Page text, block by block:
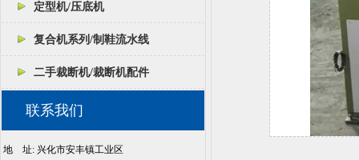
定型机/压底机
复合机系列/制鞋流水线
二手裁断机/裁断机配件
联系我们
地 址: 兴化市安丰镇工业区